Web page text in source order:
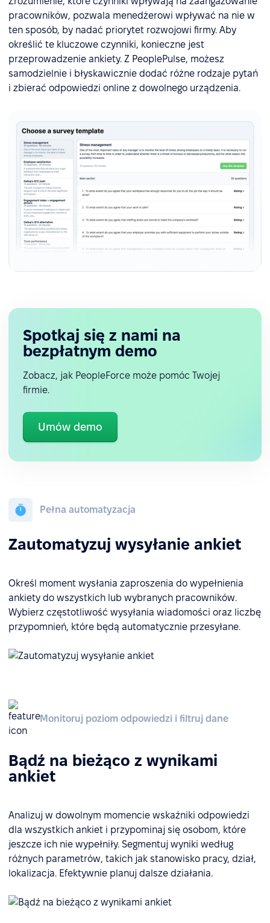
pracowników, pozwala menedżerowi wpływać na nie w
ten sposób, by nadać priorytet rozwojowi firmy. Aby
określić te kluczowe czynniki, konieczne jest
przeprowadzenie ankiety. Z PeoplePulse, możesz
samodzielnie i błyskawicznie dodać różne rodzaje pytań
i zbierać odpowiedzi online z dowolnego urządzenia.
Spotkaj się z nami na
bezpłatnym demo
Zobacz, jak PeopleForce może pomóc Twojej
firmie.
Umów demo
Pełna automatyzacja
Zautomatyzuj wysyłanie ankiet
Określ moment wysłania zaproszenia do wypełnienia
ankiety do wszystkich lub wybranych pracowników.
Wybierz częstotliwość wysyłania wiadomości oraz liczbę
przypomnień, które będą automatycznie przesyłane.
Monitoruj poziom odpowiedzi i filtruj dane
Bądź na bieżąco z wynikami
ankiet
Analizuj w dowolnym momencie wskaźniki odpowiedzi
dla wszystkich ankiet i przypominaj się osobom, które
jeszcze ich nie wypełniły. Segmentuj wyniki według
różnych parametrów, takich jak stanowisko pracy, dział,
lokalizacja. Efektywnie planuj dalsze działania.